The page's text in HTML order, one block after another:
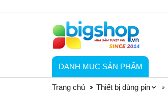
DANH MỤC SẢN PHẨM
Trang chủ
Thiết bị dùng pin